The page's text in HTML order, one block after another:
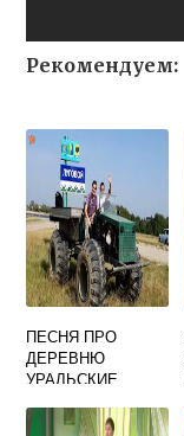
Рекомендуем:
ПЕСНЯ ПРО
ДЕРЕВНЮ
УРАЛЬСКИЕ